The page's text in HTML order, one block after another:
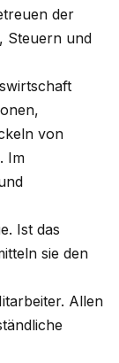
der
Steuern und
von
Im
Ist das
sie den
Allen